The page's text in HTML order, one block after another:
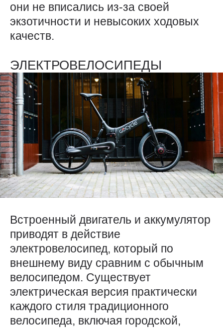
они не вписались из-за своей
экзотичности и невысоких ходовых
качеств.
ЭЛЕКТРОВЕЛОСИПЕДЫ
Встроенный двигатель и аккумулятор
приводят в действие
электровелосипед, который по
внешнему виду сравним с обычным
велосипедом. Существует
электрическая версия практически
каждого стиля традиционного
велосипеда, включая городской,